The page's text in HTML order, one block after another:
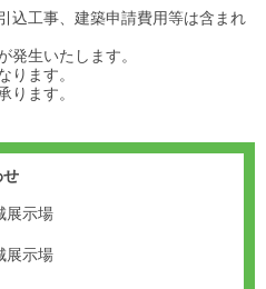
込工事、建築申請費用等は含まれ
生いたします。
ります。
ります。
せ
展示場
展示場